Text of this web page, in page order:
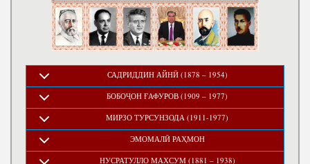
САДРИДДИН АЙНӢ (1878 – 1954)
БОБОҶОН ҒАФУРОВ (1909 – 1977)
МИРЗО ТУРСУНЗОДА (1911-1977)
ЭМОМАЛӢ РАҲМОН
НУСРАТУЛЛО МАХСУМ (1881 – 1938)